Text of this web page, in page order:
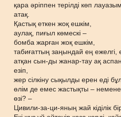
қара әріппен терілді көп
атақ.
Қастық еткен жоқ ешкім,
аулақ, пиғыл көмескі –
бомба жарған жоқ ешкім,
табиғаттың заңындай ең ежелгі,
атқан сын-ды жанар-тау ақ
езіп,
жер сілкіну сықылды ерен еді бұл
өлім де емес жастықты – немене
өзі? –
Цивили-за-ци-яның жай кіділік